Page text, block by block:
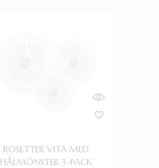
ROSETTER VITA MED
HÅLMÖNSTER 3-PACK